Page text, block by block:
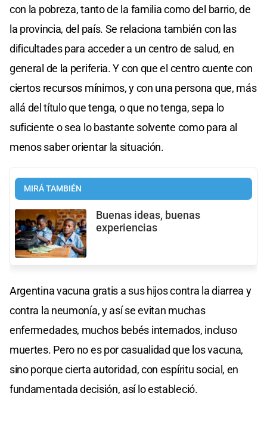
con la pobreza, tanto de la familia como del barrio, de
la provincia, del país. Se relaciona también con las
dificultades para acceder a un centro de salud, en
general de la periferia. Y con que el centro cuente con
ciertos recursos mínimos, y con una persona que, más
allá del título que tenga, o que no tenga, sepa lo
suficiente o sea lo bastante solvente como para al
menos saber orientar la situación.
MIRÁ TAMBIÉN
Buenas ideas, buenas
experiencias
Argentina vacuna gratis a sus hijos contra la diarrea y
contra la neumonía, y así se evitan muchas
enfermedades, muchos bebés internados, incluso
muertes. Pero no es por casualidad que los vacuna,
sino porque cierta autoridad, con espíritu social, en
fundamentada decisión, así lo estableció.